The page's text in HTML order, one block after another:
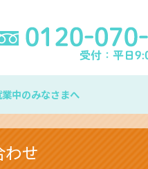
中のみなさまへ
せ